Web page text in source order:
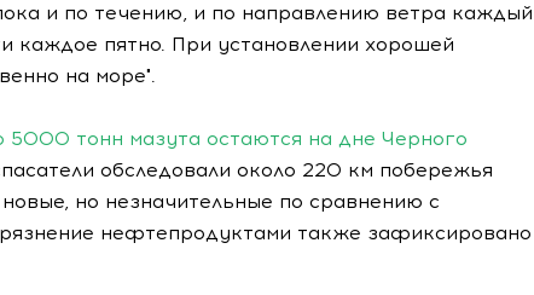
и по течению, и по направлению ветра каждый
каждое пятно. При установлении хорошей
на море".
тонн мазута остаются на дне Черного
обследовали около 220 км побережья
но незначительные по сравнению с
нефтепродуктами также зафиксировано